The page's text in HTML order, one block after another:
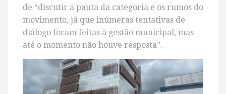
de “discutir a pauta da categoria e os rumos do
movimento, já que inúmeras tentativas de
diálogo foram feitas à gestão municipal, mas
até o momento não houve resposta”.